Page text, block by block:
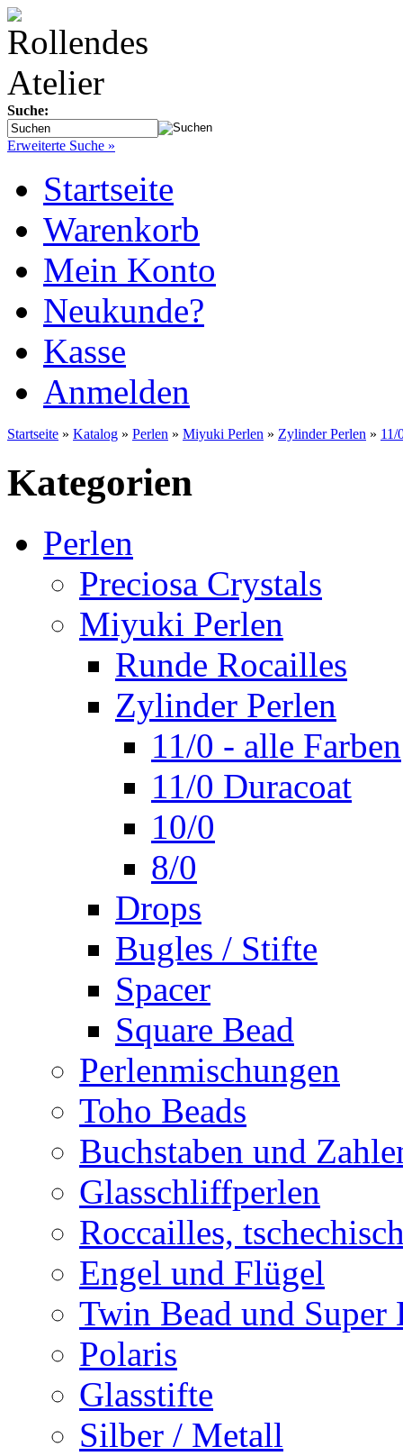
Suche:
Erweiterte Suche »
Startseite
Warenkorb
Mein Konto
Neukunde?
Kasse
Anmelden
Startseite » Katalog » Perlen » Miyuki Perlen » Zylinder Perlen » 11/
Kategorien
Perlen
Preciosa Crystals
Miyuki Perlen
Runde Rocailles
Zylinder Perlen
11/0 - alle Farben
11/0 Duracoat
10/0
8/0
Drops
Bugles / Stifte
Spacer
Square Bead
Perlenmischungen
Toho Beads
Buchstaben und
Glasschliffperlen
Roccailles,
Engel und Flügel
Twin Bead und Super
Polaris
Glasstifte
Silber / Metall